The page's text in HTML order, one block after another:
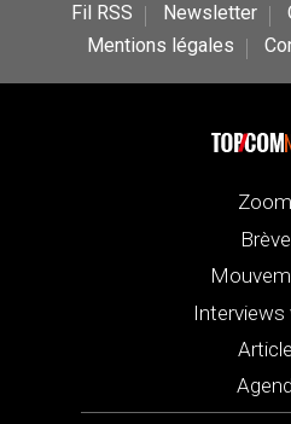
Fil RSS Newsletter
Mentions légales
Interviews